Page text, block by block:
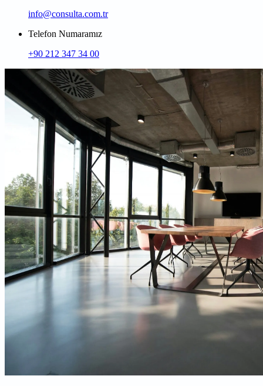
info@consulta.com.tr
Telefon Numaramız
+90 212 347 34 00